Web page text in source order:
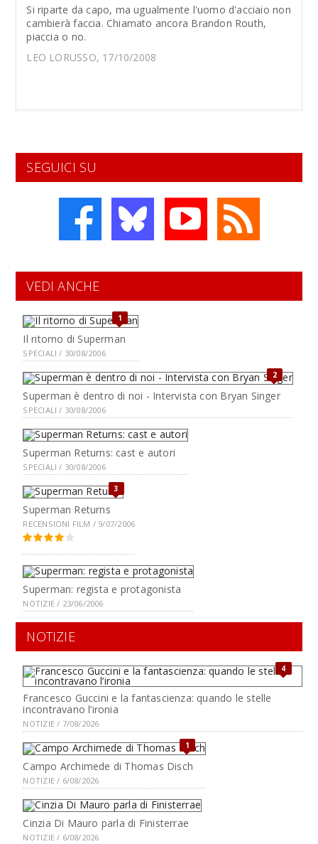
Si riparte da capo, ma ugualmente l'uomo d'acciaio non
cambierà faccia. Chiamato ancora Brandon Routh,
piaccia o no.
LEO LORUSSO, 17/10/2008
SEGUICI SU
VEDI ANCHE
1
Il ritorno di Superman
SPECIALI / 30/08/2006
2
Superman è dentro di noi - Intervista con Bryan Singer
SPECIALI / 30/08/2006
Superman Returns: cast e autori
SPECIALI / 30/08/2006
3
Superman Returns
RECENSIONI FILM / 9/07/2006
Superman: regista e protagonista
NOTIZIE / 23/06/2006
NOTIZIE
4
Francesco Guccini e la fantascienza: quando le stelle
incontravano l’ironia
NOTIZIE / 7/08/2026
1
Campo Archimede di Thomas Disch
NOTIZIE / 6/08/2026
Cinzia Di Mauro parla di Finisterrae
NOTIZIE / 6/08/2026